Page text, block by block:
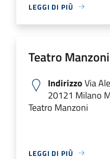
LEGGI DI PIÙ
Teatro Manzoni
IndirizzoVia
20121 Milano
Teatro Manzoni
LEGGI DI PIÙ